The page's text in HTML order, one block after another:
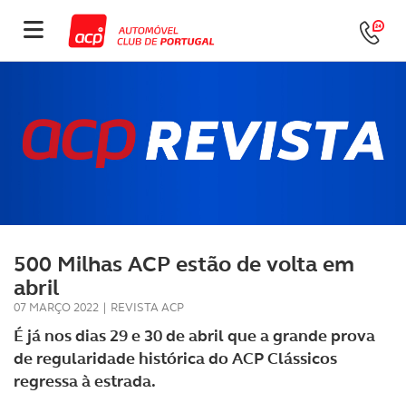
500 Milhas ACP estão de volta em
abril
07 MARÇO 2022 | REVISTA ACP
É já nos dias 29 e 30 de abril que a grande prova
de regularidade histórica do ACP Clássicos
regressa à estrada.